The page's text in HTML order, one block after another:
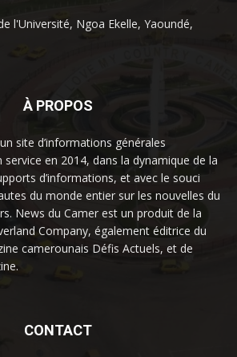
l'Université, Ngoa Ekelle, Yaoundé,
À PROPOS
site d’informations générales
en 2014, dans la dynamique de la
d’informations, et avec le souci
du monde entier sur les nouvelles du
News du Camer est un produit de la
Company, également éditrice du
camerounais Défis Actuels, et de
CONTACT